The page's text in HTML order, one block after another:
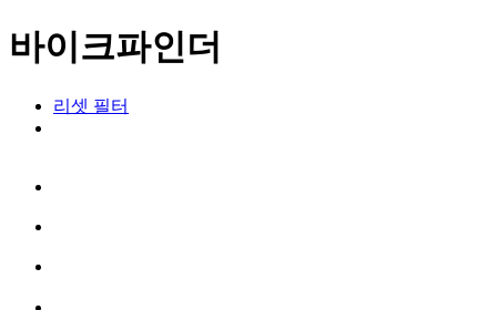
바이크파인더
리셋 필터